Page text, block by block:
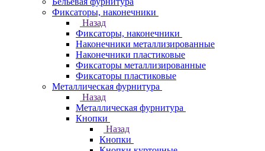
Фиксаторы, наконечники
Назад
Фиксаторы, наконечники
Наконечники металлизированные
Наконечники пластиковые
Фиксаторы металлизированные
Фиксаторы пластиковые
Металлическая фурнитура
Назад
Металлическая фурнитура
Кнопки
Назад
Кнопки